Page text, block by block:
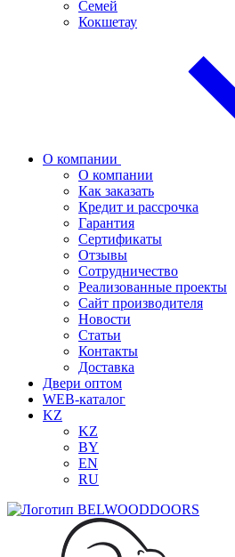
Семей
Кокшетау
О компании
О компании
Как заказать
Кредит и рассрочка
Гарантия
Сертификаты
Отзывы
Сотрудничество
Реализованные проекты
Сайт производителя
Новости
Статьи
Контакты
Доставка
Двери оптом
WEB-каталог
KZ
KZ
BY
EN
RU